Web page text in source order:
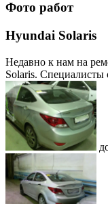
Фото работ
Hyundai Solaris
Недавно к нам на
Solaris. Специалисты